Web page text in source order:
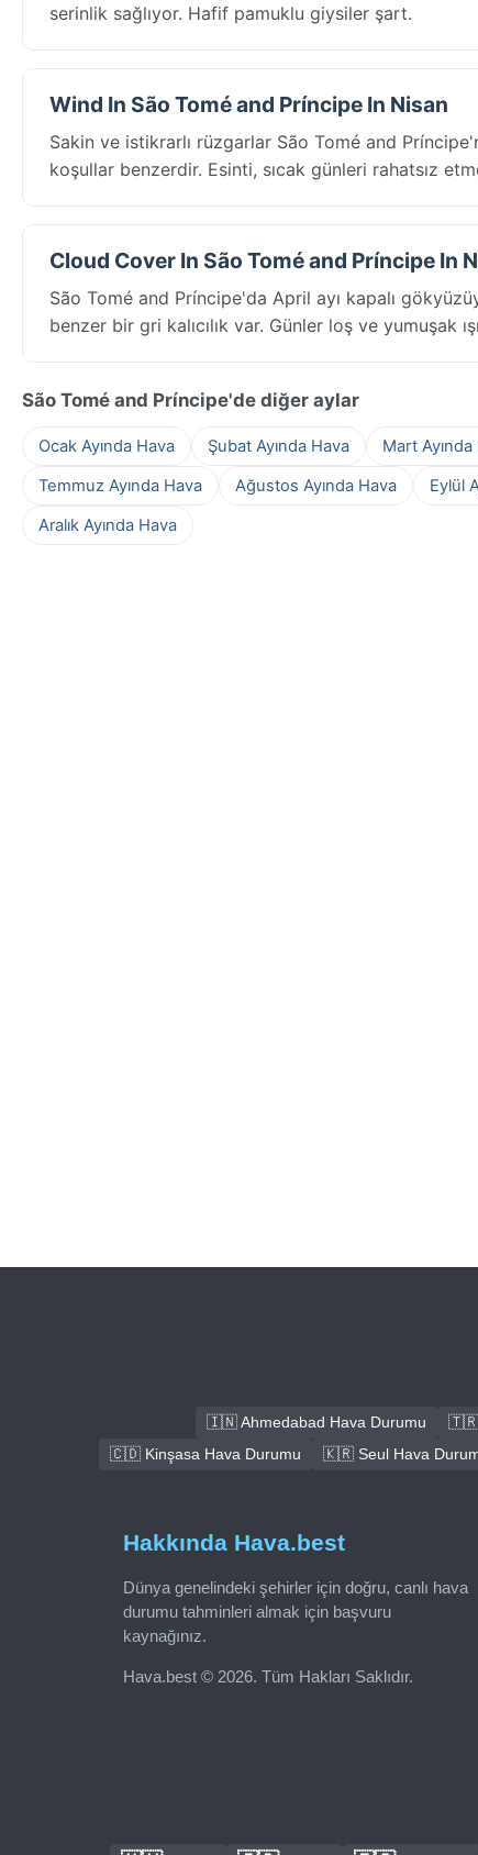
serinlik sağlıyor. Hafif pamuklu giysiler şart.
Wind In São Tomé and Príncipe In Nisan
Sakin ve istikrarlı rüzgarlar São Tomé and
koşullar benzerdir. Esinti, sıcak günleri rahatsız
Cloud Cover In São Tomé and Príncipe In
São Tomé and Príncipe'da April ayı kapalı
benzer bir gri kalıcılık var. Günler loş ve yumuşak
São Tomé and Príncipe'de diğer aylar
Ocak Ayında Hava Şubat Ayında Hava Mart Ayında
Temmuz Ayında Hava
Ağustos Ayında Hava Eylül
Aralık Ayında Hava
🇮🇳 Ahmedabad Hava Durumu 🇹🇷
🇨🇩 Kinşasa Hava Durumu
🇰🇷 Seul Hava
Hakkında Hava.best
Dünya genelindeki şehirler için doğru, canlı hava
durumu tahminleri almak için başvuru
kaynağınız.
Hava.best © 2026. Tüm Hakları Saklıdır.